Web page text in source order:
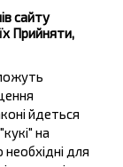
та
сайту
Прийняти,
йдеться
на
для